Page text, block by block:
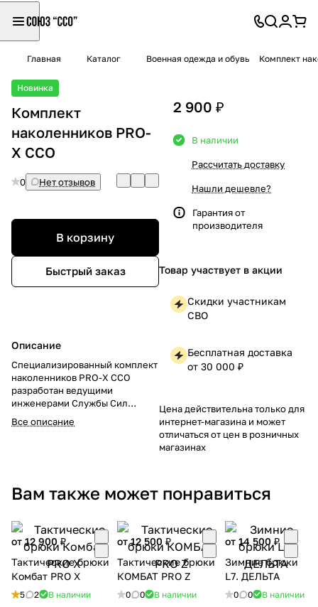
Главная Каталог Военная одежда и обувь Комплект
Новинка
Комплект
наколенников PRO-
X ССО
0 Нет отзывов
В корзину
Быстрый заказ
Описание
Специализированный комплект
наколенников PRO-X ССО
разработан ведущими
инженерами Службы Сил
Особых Операций (ССО)
специально для
в повышенной защите
надежным помощником в
любой сложной ситуации,
предлагая повышенный
уровень защиты, комфорта и
свободы движений. Ваше
здоровье и активность теперь
Все описание
2 900 ₽
В наличии
Рассчитать доставку
Нашли дешевле?
Гарантия от
производителя
Товар участвует в акции
Скидки участникам
СВО
Бесплатная доставка
от 30 000 ₽
Цена действительна только для
интернет-магазина и может
отличаться от цен в розничных
магазинах
Вам также может понравиться
от 12 900 ₽
Тактические брюки
Комбат PRO X
5 2 В наличии
от 12 500 ₽
Тактические брюки
КОМБАТ PRO Z
0 0 В наличии
от 14 500 ₽
Зимние брюки
L7. ДЕЛЬТА
0 0 В наличии